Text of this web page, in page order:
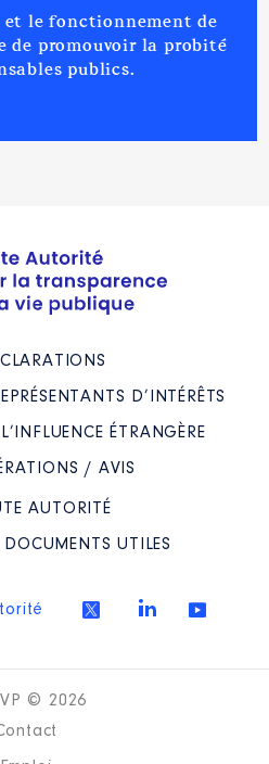
et le fonctionnement de
de promouvoir la probité
publics.
D’INTÉRÊTS
ÉTRANGÈRE
/ AVIS
AUTORITÉ
DOCUMENTS UTILES
© 2026